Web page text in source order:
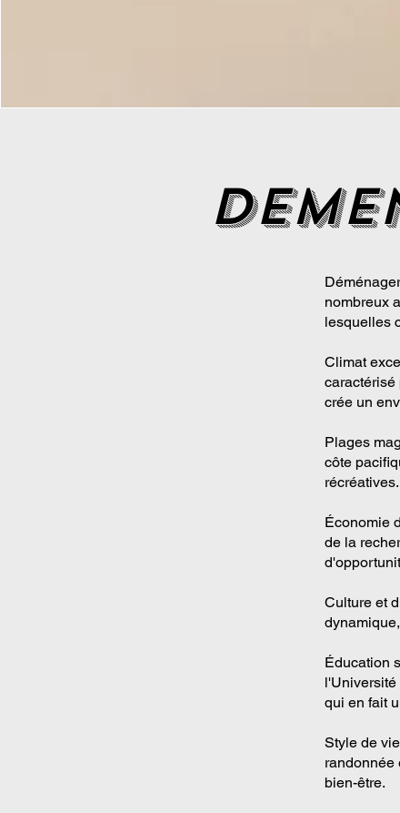
nombreux
lesquelles
Climat
caractérisé
crée un
Plages
côte
récréatives.
Économie
de la
Culture et
Éducation
qui en fait
Style de
randonnée
bien-être.